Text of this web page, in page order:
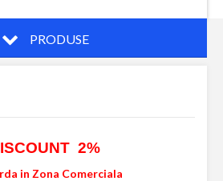
PRODUSE
2%
in Zona Comerciala